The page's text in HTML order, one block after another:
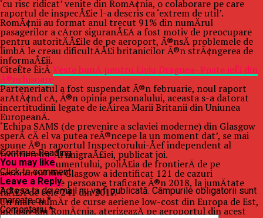
‘cu risc ridicat’ venite din RomÃ¢nia, o colaborare pe care
raportul de inspecÅ£ie l-a descris ca ‘extrem de util’.
RomÃ¢nii au format anul trecut 91% din numÄrul
pasagerilor a cÄror siguranÅ£Ä a fost motiv de preocupare
pentru autoritÄÅ£ile de pe aeroport, Ã®nsÄ problemele de
limbÄ le creau dificultÄÅ£i britanicilor Ã®n strÃ¢ngerea de
informaÅ£ii.
CiteÈte Èi:ÂVeste bunÄ pentru Liviu Dragnea- Poate ieÈi din
Ã®nchisoare
Parteneriatul a fost suspendat Ã®n februarie, noul raport
arÄtÃ¢nd cÄ, Ã®n opinia personalului, aceasta s-a datorat
incertitudinii legate de ieÅirea Marii Britanii din Uniunea
EuropeanÄ.
‘Echipa SAMS (de prevenire a sclaviei moderne) din Glasgow
sperÄ cÄ el va putea reÃ®ncepe la un moment dat’, se mai
spune Ã®n raportul Inspectorului-Åef independent al
frontierelor Åi imigraÅ£iei, publicat joi.
Conform documentului, poliÅ£ia de frontierÄ de pe
aeroportul din Glasgow a identificat 121 de cazuri
potenÅ£iale de persoane traficate Ã®n 2018, la jumÄtate
faÅ£Ä de cele 241 din 2017.
Un mare numÄr de curse aeriene low-cost din Europa de Est,
inclusiv din RomÃ¢nia, aterizeazÄ pe aeroportul din acest
Continue Reading
You may like
Click to comment
Leave a Reply
Adresa ta de email nu va fi publicată. Câmpurile obligatorii sunt
marcate cu*
Comentariu*